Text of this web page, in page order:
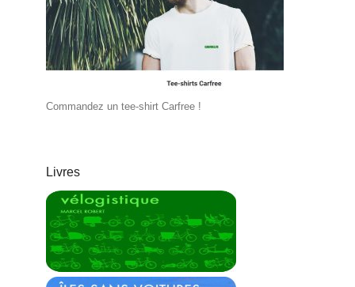
Commandez un tee-shirt Carfree !
Livres